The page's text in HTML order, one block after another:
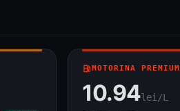
local_gas_stationMOTORINA PREMIUM
10.94lei/L